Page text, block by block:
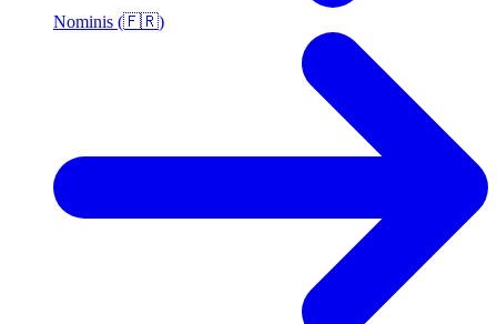
Nominis (🇫🇷)